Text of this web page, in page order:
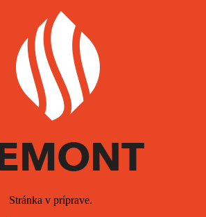
Stránka v príprave.